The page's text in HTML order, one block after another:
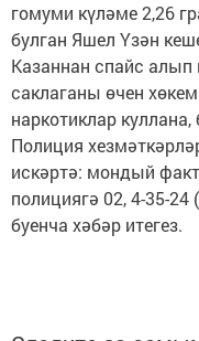
гомуми күләме 2,26
булган Яшел Үзән
Казаннан спайс алып
саклаганы өчен
наркотиклар
Полиция
искәртә: мондый
полициягә 02, 4-35-
буенча хәбәр итегез.